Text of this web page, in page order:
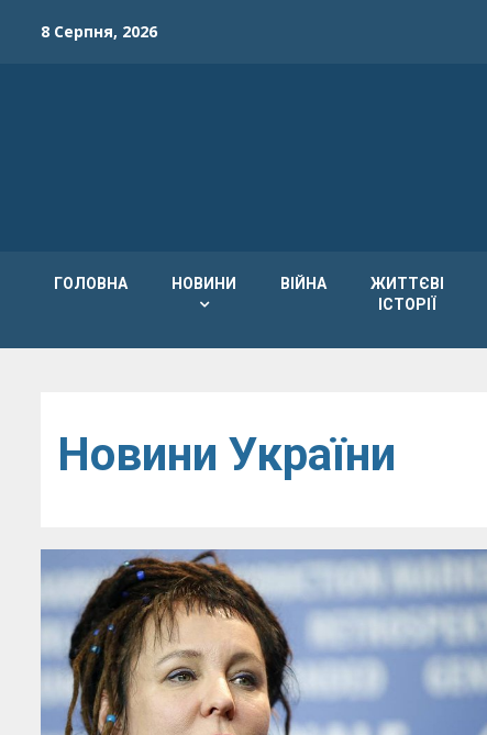
8 Серпня, 2026
ГОЛОВНА НОВИНИ ВІЙНА
ЖИТТЄВІ
ІСТОРІЇ
Новини України